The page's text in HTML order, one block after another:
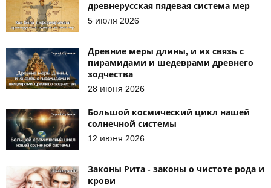
древнерусская пядевая система мер
5 июля 2026
Древние меры длины, и их связь с
пирамидами и шедеврами древнего
зодчества
28 июня 2026
Большой космический цикл нашей
солнечной системы
12 июня 2026
Законы Рита - законы о чистоте рода и
крови